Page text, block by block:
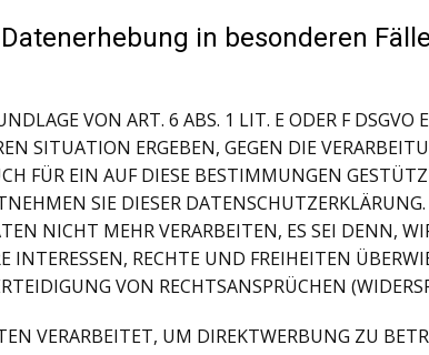
in besonderen
VON ART. 6 ABS. 1 LIT. E ODER F DSGVO
SITUATION ERGEBEN, GEGEN DIE
FÜR EIN AUF DIESE BESTIMMUNGEN
SIE DIESER
NICHT MEHR VERARBEITEN, ES SEI DENN,
INTERESSEN, RECHTE UND FREIHEITEN
VON RECHTSANSPRÜCHEN
VERARBEITET, UM DIREKTWERBUNG ZU